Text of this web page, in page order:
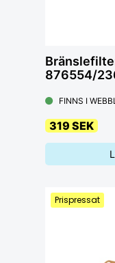
876554/
FINNS I
319 SEK
Prispressat